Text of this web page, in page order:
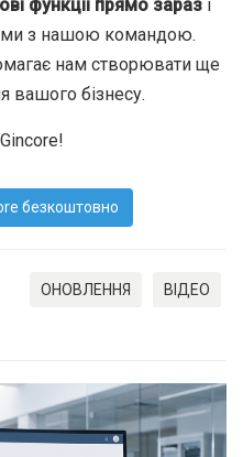
функції прямо зараз і
з нашою командою.
нам створювати ще
вашого бізнесу.
безкоштовно
ОНОВЛЕННЯ ВІДЕО